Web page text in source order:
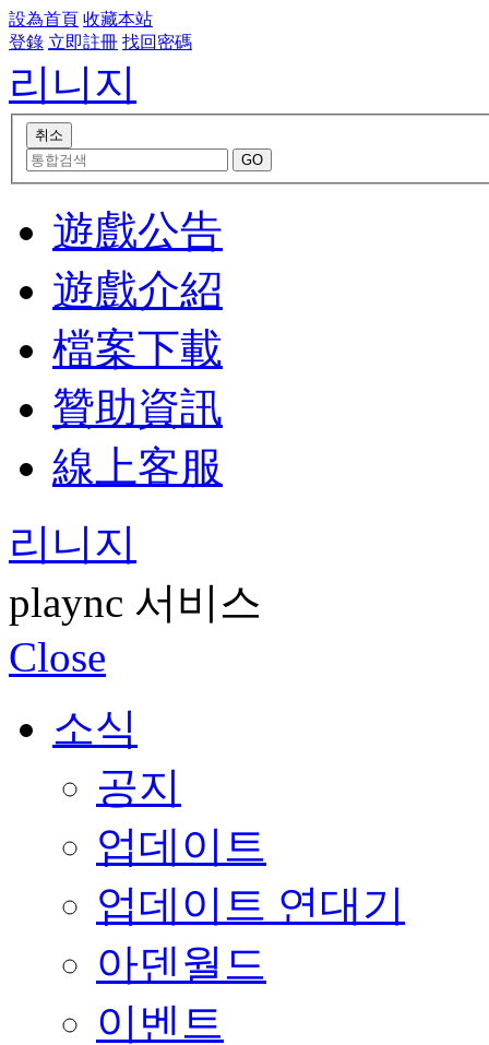
設為首頁 收藏本站
登錄 立即註冊 找回密碼
리니지
遊戲公告
遊戲介紹
檔案下載
贊助資訊
線上客服
리니지
plaync 서비스
Close
소식
공지
업데이트
업데이트 연대기
아덴월드
이벤트